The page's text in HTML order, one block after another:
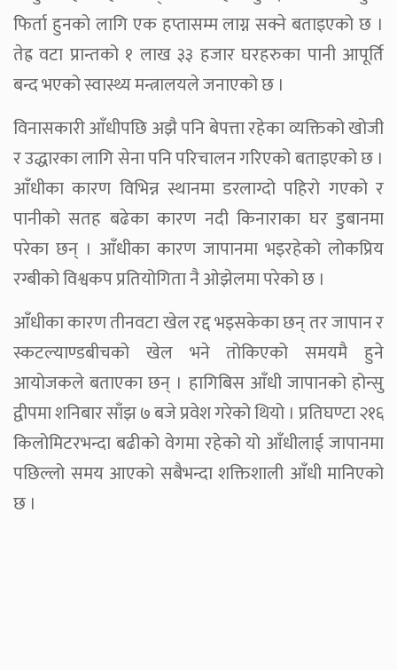
फिर्ता हुनको लागि एक हप्तासम्म लाग्न सक्ने बताइएको छ ।
तेह्र वटा प्रान्तको १ लाख ३३ हजार घरहरुका पानी आपूर्ति
बन्द भएको स्वास्थ्य मन्त्रालयले जनाएको छ ।
विनासकारी आँधीपछि अझै पनि बेपत्ता रहेका व्यक्तिको खोजी
र उद्धारका लागि सेना पनि परिचालन गरिएको बताइएको छ ।
आँधीका कारण विभिन्न स्थानमा डरलाग्दो पहिरो गएको र
पानीको सतह बढेका कारण नदी किनाराका घर डुबानमा
परेका छन् । आँधीका कारण जापानमा भइरहेको लोकप्रिय
रग्बीको विश्वकप प्रतियोगिता नै ओझेलमा परेको छ ।
आँधीका कारण तीनवटा खेल रद्द भइसकेका छन् तर जापान र
स्कटल्याण्डबीचको खेल भने तोकिएको समयमै हुने
आयोजकले बताएका छन् । हागिबिस आँधी जापानको होन्सु
द्वीपमा शनिबार साँझ ७ बजे प्रवेश गरेको थियो । प्रतिघण्टा २१६
किलोमिटरभन्दा बढीको वेगमा रहेको यो आँधीलाई जापानमा
पछिल्लो समय आएको सबैभन्दा शक्तिशाली आँधी मानिएको
छ ।